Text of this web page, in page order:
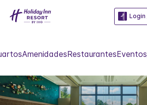
AmenidadesRestaurantesEventos